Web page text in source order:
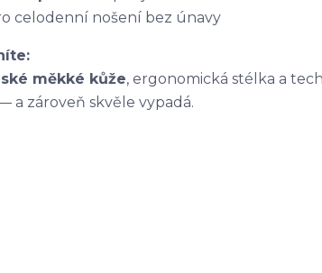
celodenní nošení bez únavy
měkké kůže, ergonomická stélka a
a zároveň skvěle vypadá.